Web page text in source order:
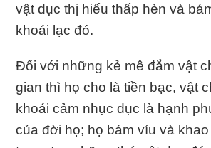
vật dục thị hiếu thấp hèn và
khoái lạc đó.
Đối với những kẻ mê đắm vật
gian thì họ cho là tiền bạc, vật
khoái cảm nhục dục là hạnh
của đời họ; họ bám víu và